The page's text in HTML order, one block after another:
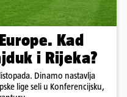
Kad
i Rijeka?
Dinamo nastavlja
lige seli u Konferencijsku,